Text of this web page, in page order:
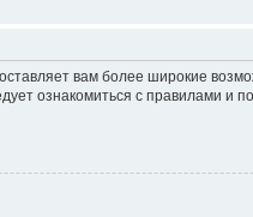
вам более широкие
ознакомиться с правилами